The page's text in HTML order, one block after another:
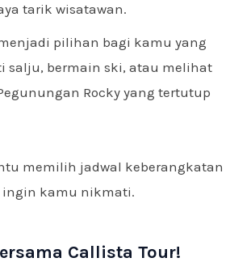
tarik wisatawan.
pilihan bagi kamu yang
salju, bermain ski, atau melihat
Rocky yang tertutup
memilih jadwal keberangkatan
ingin kamu nikmati.
Callista Tour!